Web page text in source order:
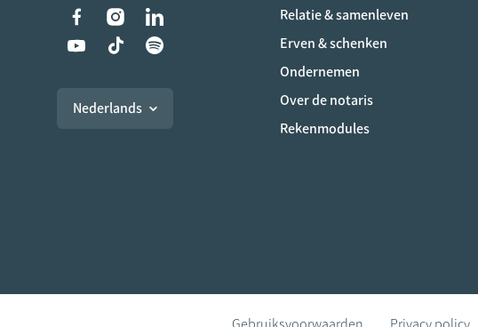
Liens vers les réseaux sociaux
Nederlands
Relatie & samenleven
Erven & schenken
Ondernemen
Over de notaris
Rekenmodules